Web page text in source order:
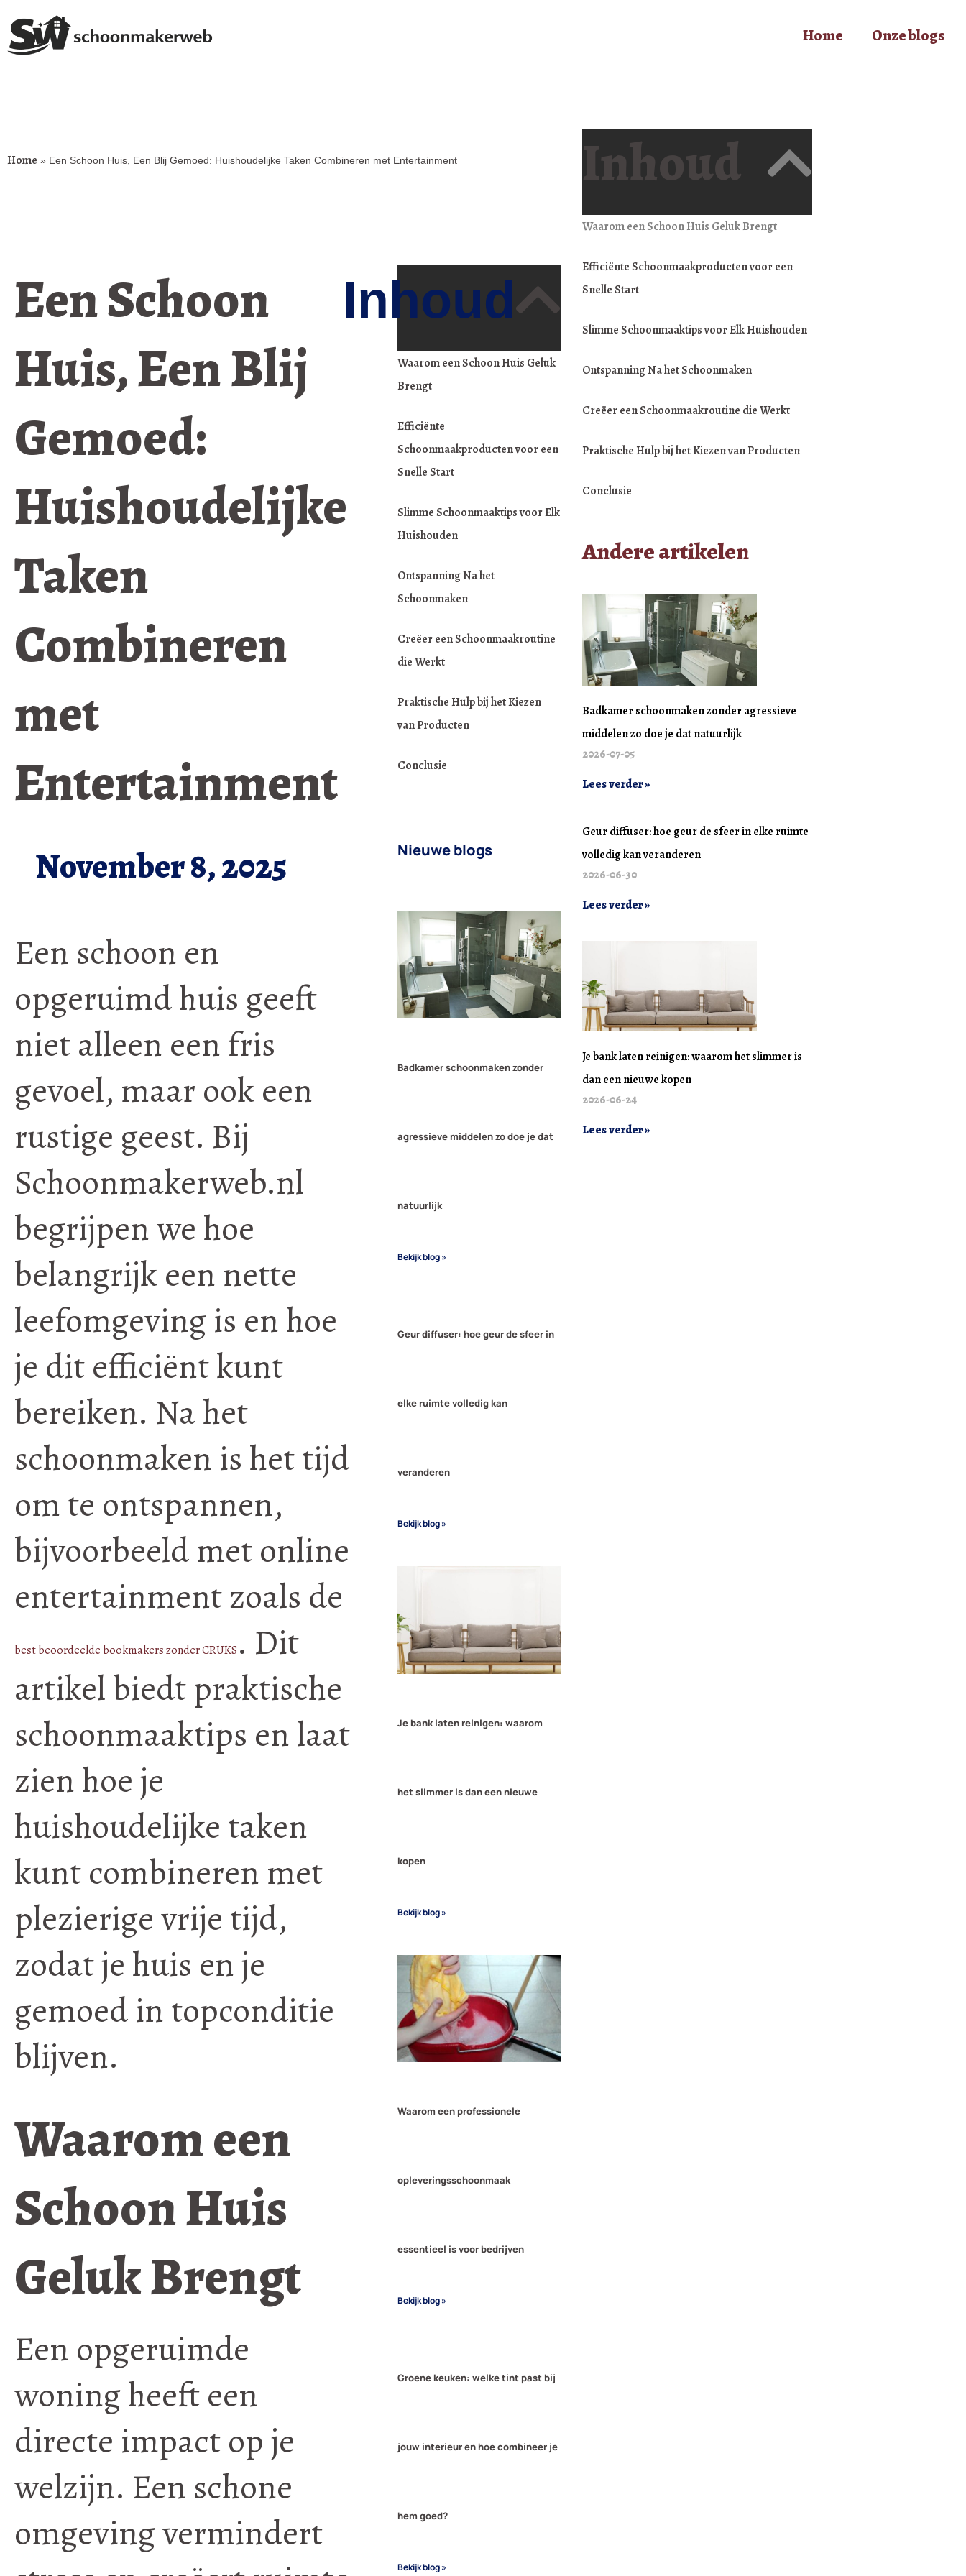
Home Onze blogs
Home » Een Schoon Huis, Een Blij Gemoed: Huishoudelijke Taken Combineren met Entertainment
Een Schoon
Huis, Een Blij
Gemoed:
Huishoudelijke
Taken
Combineren
met
Entertainment
November 8, 2025
Een schoon en
opgeruimd huis geeft
niet alleen een fris
gevoel, maar ook een
rustige geest. Bij
Schoonmakerweb.nl
begrijpen we hoe
belangrijk een nette
leefomgeving is en hoe
je dit efficiënt kunt
bereiken. Na het
schoonmaken is het tijd
om te ontspannen,
bijvoorbeeld met online
entertainment zoals de
best beoordeelde bookmakers zonder CRUKS . Dit
artikel biedt praktische
schoonmaaktips en laat
zien hoe je
huishoudelijke taken
kunt combineren met
plezierige vrije tijd,
zodat je huis en je
gemoed in topconditie
blijven.
Waarom een
Schoon Huis
Geluk Brengt
Een opgeruimde
woning heeft een
directe impact op je
welzijn. Een schone
omgeving vermindert
Inhoud
Waarom een Schoon Huis Geluk
Brengt
Efficiënte
Schoonmaakproducten voor een
Snelle Start
Slimme Schoonmaaktips voor Elk
Huishouden
Ontspanning Na het
Schoonmaken
Creëer een Schoonmaakroutine
die Werkt
Praktische Hulp bij het Kiezen
van Producten
Conclusie
Nieuwe blogs
Badkamer schoonmaken zonder
agressieve middelen zo doe je dat
natuurlijk
Bekijk blog »
Geur diffuser: hoe geur de sfeer in
elke ruimte volledig kan
veranderen
Bekijk blog »
Je bank laten reinigen: waarom
het slimmer is dan een nieuwe
kopen
Bekijk blog »
Waarom een professionele
opleveringsschoonmaak
essentieel is voor bedrijven
Bekijk blog »
Groene keuken: welke tint past bij
jouw interieur en hoe combineer je
hem goed?
Bekijk blog »
Inhoud
Waarom een Schoon Huis Geluk Brengt
Efficiënte Schoonmaakproducten voor een
Snelle Start
Slimme Schoonmaaktips voor Elk Huishouden
Ontspanning Na het Schoonmaken
Creëer een Schoonmaakroutine die Werkt
Praktische Hulp bij het Kiezen van Producten
Conclusie
Andere artikelen
Badkamer schoonmaken zonder agressieve
middelen zo doe je dat natuurlijk
2026-07-05
Lees verder »
Geur diffuser: hoe geur de sfeer in elke ruimte
volledig kan veranderen
2026-06-30
Lees verder »
Je bank laten reinigen: waarom het slimmer is
dan een nieuwe kopen
2026-06-24
Lees verder »